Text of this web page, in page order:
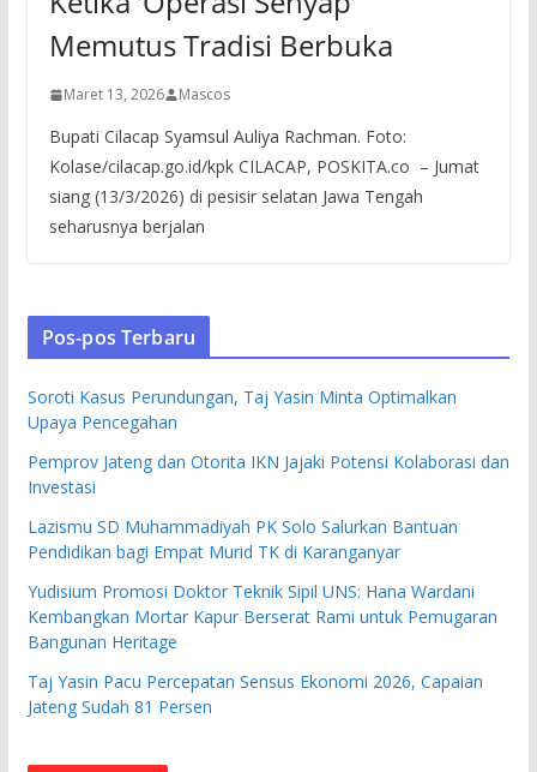
Memutus Tradisi Berbuka
Maret 13, 2026 Mascos
Bupati Cilacap Syamsul Auliya Rachman. Foto:
Kolase/cilacap.go.id/kpk CILACAP, POSKITA.co – Jumat
siang (13/3/2026) di pesisir selatan Jawa Tengah
seharusnya berjalan
Pos-pos Terbaru
Soroti Kasus Perundungan, Taj Yasin Minta Optimalkan
Upaya Pencegahan
Pemprov Jateng dan Otorita IKN Jajaki Potensi Kolaborasi dan
Investasi
Lazismu SD Muhammadiyah PK Solo Salurkan Bantuan
Pendidikan bagi Empat Murid TK di Karanganyar
Yudisium Promosi Doktor Teknik Sipil UNS: Hana Wardani
Kembangkan Mortar Kapur Berserat Rami untuk Pemugaran
Bangunan Heritage
Taj Yasin Pacu Percepatan Sensus Ekonomi 2026, Capaian
Jateng Sudah 81 Persen